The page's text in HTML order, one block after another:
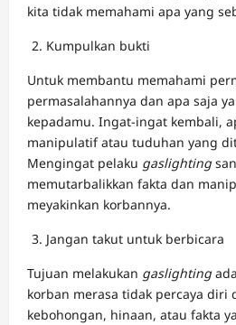
kita tidak memahami apa yang
Kumpulkan bukti
Untuk membantu memahami
permasalahannya dan apa saja
kepadamu. Ingat-ingat kembali,
manipulatif atau tuduhan yang
Mengingat pelaku gaslighting
memutarbalikkan fakta dan
meyakinkan korbannya.
Jangan takut untuk berbicara
Tujuan melakukan gaslighting
korban merasa tidak percaya diri
kebohongan, hinaan, atau fakta